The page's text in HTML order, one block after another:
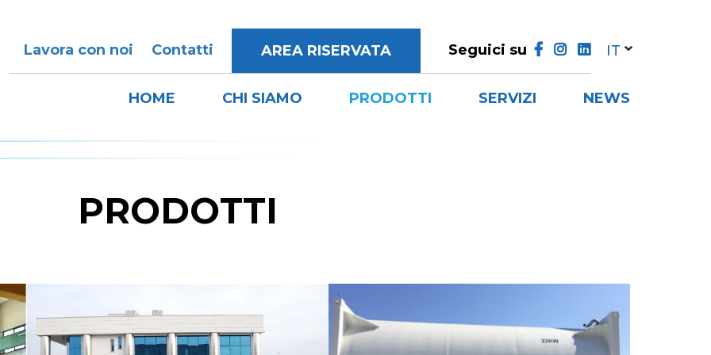
Lavora con noi Contatti AREA RISERVATA Seguici su
HOME CHI SIAMO PRODOTTI SERVIZI NEWS
PRODOTTI